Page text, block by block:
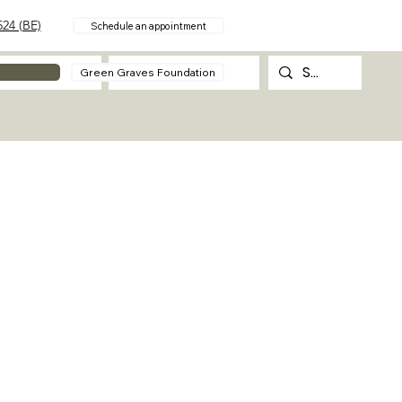
(BE) Schedule an appointment
Contact
Green Graves Foundation